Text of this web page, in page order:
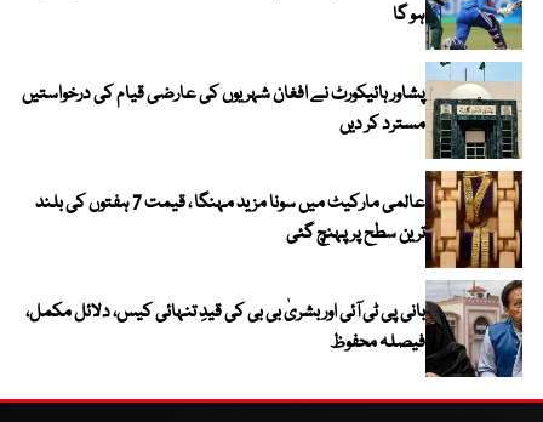
ہو گا
پشاور ہائیکورٹ نے افغان شہریوں کی عارضی قیام کی درخواستیں
مسترد کر دیں
عالمی مارکیٹ میں سونا مزید مہنگا ، قیمت 7 ہفتوں کی بلند
ترین سطح پر پہنچ گئی
بانی پی ٹی آئی اور بشریٰ بی بی کی قیدِ تنہائی کیس، دلائل مکمل،
فیصلہ محفوظ